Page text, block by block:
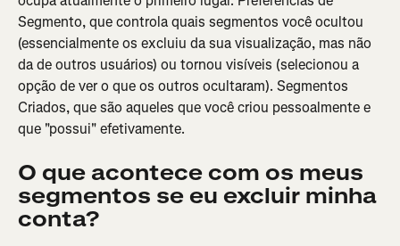
Segmento, que controla quais segmentos você ocultou
(essencialmente os excluiu da sua visualização, mas não
da de outros usuários) ou tornou visíveis (selecionou a
opção de ver o que os outros ocultaram). Segmentos
Criados, que são aqueles que você criou pessoalmente e
que "possui" efetivamente.
O que acontece com os meus
segmentos se eu excluir minha
conta?